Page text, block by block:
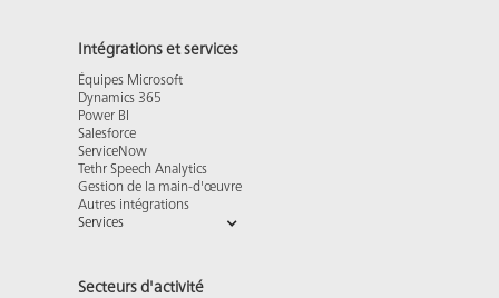
Intégrations et services
Équipes Microsoft
Dynamics 365
Power BI
Salesforce
ServiceNow
Tethr Speech Analytics
Gestion de la main-d'œuvre
Autres intégrations
Services
Secteurs d'activité